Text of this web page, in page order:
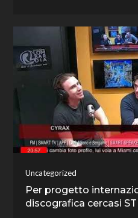
Uncategorized
Per progetto
discografica cercasi